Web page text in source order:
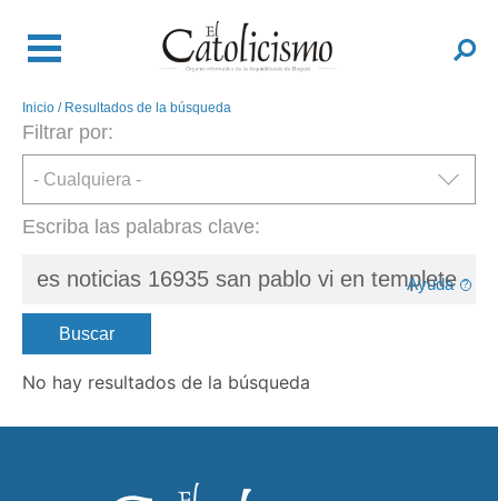
contenido
Buscar
Sobrescribir
enlaces
a
navegación
Inicio Resultados de la búsqueda
Escriba las palabras clave:
Filtrar por:
Buscar
Ayuda
No hay resultados de la búsqueda